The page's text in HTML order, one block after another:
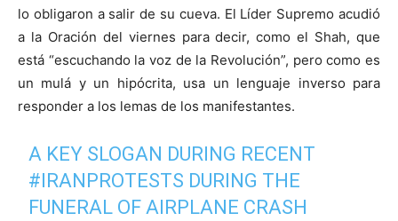
lo obligaron a salir de su cueva. El Líder Supremo acudió
a la Oración del viernes para decir, como el Shah, que
está “escuchando la voz de la Revolución”, pero como es
un mulá y un hipócrita, usa un lenguaje inverso para
responder a los lemas de los manifestantes.
A KEY SLOGAN DURING RECENT
#IRANPROTESTS DURING THE
FUNERAL OF AIRPLANE CRASH